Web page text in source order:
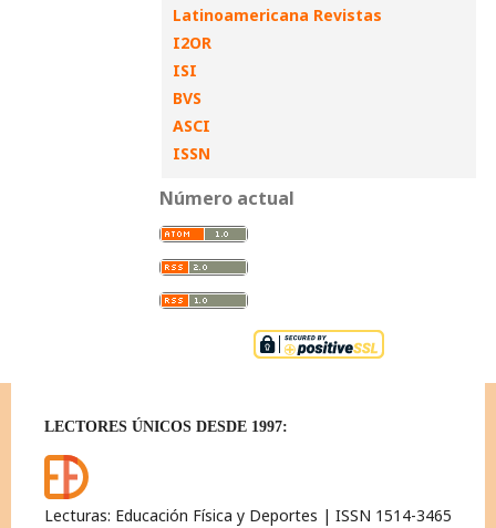
Latinoamericana Revistas
I2OR
ISI
BVS
ASCI
ISSN
Número actual
LECTORES ÚNICOS DESDE 1997:
Lecturas: Educación Física y Deportes | ISSN 1514-3465